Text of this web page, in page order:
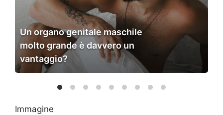
maschile
molto
grande
è
davvero
un
Un organo genitale maschile
molto grande è davvero un
vantaggio?
Immagine